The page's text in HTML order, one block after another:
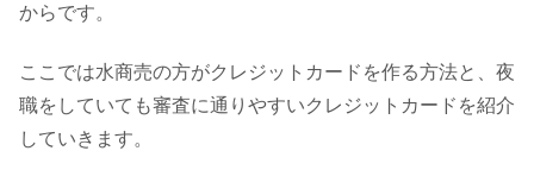
からです。
ここでは水商売の方がクレジットカードを作る方法と、夜
職をしていても審査に通りやすいクレジットカードを紹介
していきます。